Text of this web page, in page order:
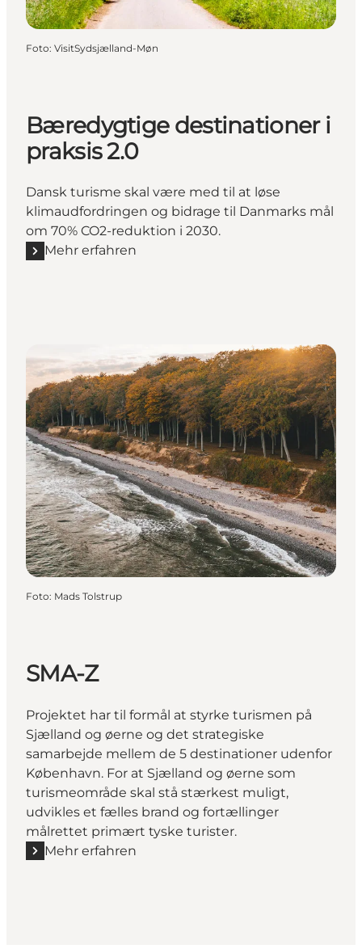
Foto: VisitSydsjælland-Møn
Bæredygtige destinationer i
praksis 2.0
Dansk turisme skal være med til at løse
klimaudfordringen og bidrage til Danmarks mål
om 70% CO2-reduktion i 2030.
Mehr erfahren
Mehr erfahren "Bæredygtige destinationer i praksis
Foto: Mads Tolstrup
SMA-Z
Projektet har til formål at styrke turismen på
Sjælland og øerne og det strategiske
samarbejde mellem de 5 destinationer udenfor
København. For at Sjælland og øerne som
turismeområde skal stå stærkest muligt,
udvikles et fælles brand og fortællinger
målrettet primært tyske turister.
Mehr erfahren
Mehr erfahren "SMA-Z"